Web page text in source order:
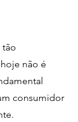
tão
não é
consumidor